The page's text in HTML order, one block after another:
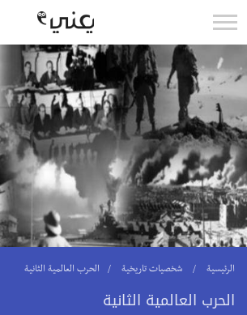
الرئيسية شخصيات تاريخية الحرب العالمية الثانية
الحرب العالمية الثانية